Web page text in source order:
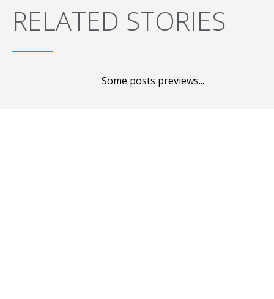
RELATED STORIES
Some posts previews...